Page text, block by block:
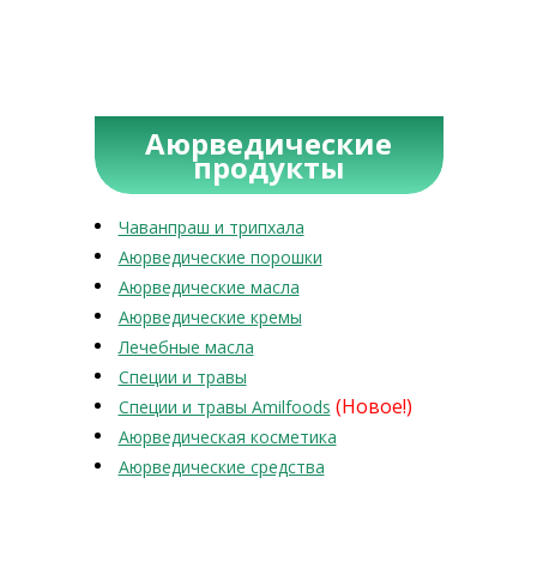
Аюрведические
продукты
Чаванпраш и трипхала
Аюрведические порошки
Аюрведические масла
Аюрведические кремы
Лечебные масла
Специи и травы
Специи и травы Amilfoods (Новое!)
Аюрведическая косметика
Аюрведические средства